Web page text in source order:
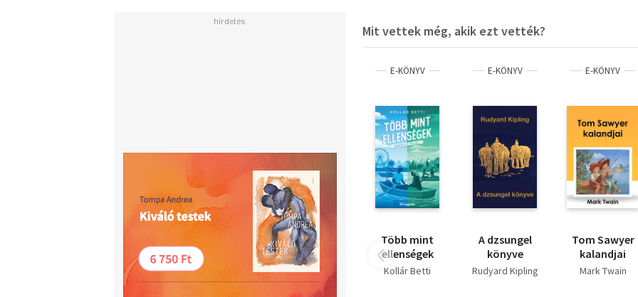
Mit vettek még, akik ezt vették?
E-KÖNYV
Több mint
ellenségek
Kollár Betti
E-KÖNYV
A dzsungel
könyve
Rudyard Kipling
E-KÖNYV
Tom Sawyer
kalandjai
Mark Twain